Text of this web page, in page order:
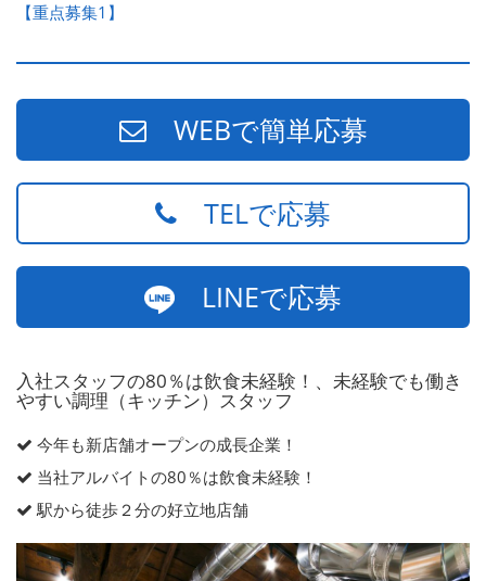
【重点募集1】
WEBで簡単応募
TELで応募
LINEで応募
入社スタッフの80％は飲食未経験！、未経験でも働き
やすい調理（キッチン）スタッフ
今年も新店舗オープンの成長企業！
当社アルバイトの80％は飲食未経験！
駅から徒歩２分の好立地店舗